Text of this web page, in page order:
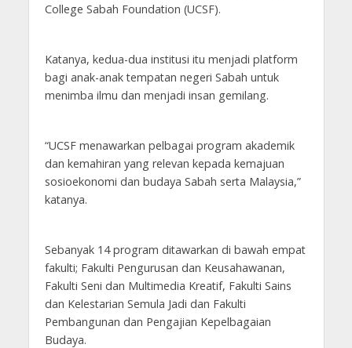
College Sabah Foundation (UCSF).
Katanya, kedua-dua institusi itu menjadi platform
bagi anak-anak tempatan negeri Sabah untuk
menimba ilmu dan menjadi insan gemilang.
“UCSF menawarkan pelbagai program akademik
dan kemahiran yang relevan kepada kemajuan
sosioekonomi dan budaya Sabah serta Malaysia,”
katanya.
Sebanyak 14 program ditawarkan di bawah empat
fakulti; Fakulti Pengurusan dan Keusahawanan,
Fakulti Seni dan Multimedia Kreatif, Fakulti Sains
dan Kelestarian Semula Jadi dan Fakulti
Pembangunan dan Pengajian Kepelbagaian
Budaya.